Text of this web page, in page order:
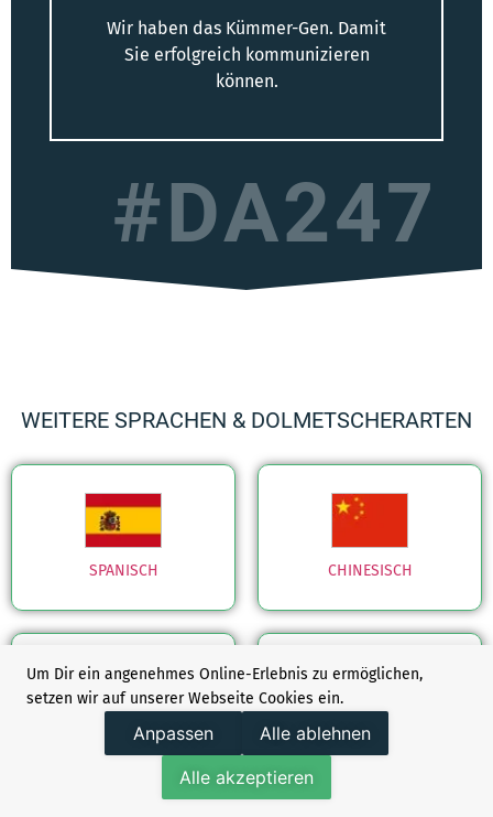
Wir haben das Kümmer-Gen. Damit
Sie erfolgreich kommunizieren
können.
#DA247
WEITERE SPRACHEN & DOLMETSCHERARTEN
SPANISCH CHINESISCH
SCHWEDISCH ENGLISCH GB/US
Um Dir ein angenehmes Online-Erlebnis zu ermöglichen,
setzen wir auf unserer Webseite Cookies ein.
Anpassen
Alle ablehnen
Alle akzeptieren